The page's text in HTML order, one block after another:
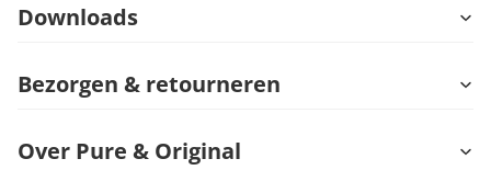
Downloads
Bezorgen & retourneren
Over Pure & Original